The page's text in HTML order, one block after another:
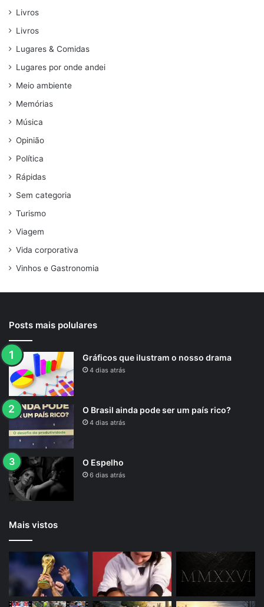
Livros
Livros
Lugares & Comidas
Lugares por onde andei
Meio ambiente
Memórias
Música
Opinião
Política
Rápidas
Sem categoria
Turismo
Viagem
Vida corporativa
Vinhos e Gastronomia
Posts mais polulares
Gráficos que ilustram o nosso drama
4 dias atrás
O Brasil ainda pode ser um país rico?
4 dias atrás
O Espelho
6 dias atrás
Mais vistos